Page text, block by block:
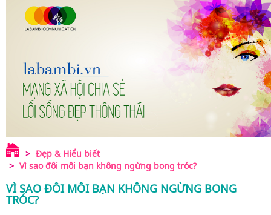
Đẹp & Hiểu biết
Vì sao đôi môi bạn không ngừng bong tróc?
VÌ SAO ĐÔI MÔI BẠN KHÔNG NGỪNG BONG
TRÓC?